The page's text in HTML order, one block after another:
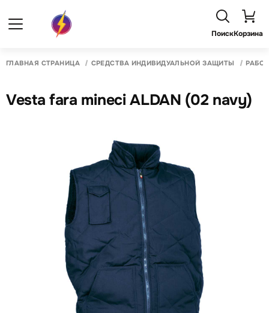
ПоискКорзина
ГЛАВНАЯ СТРАНИЦА СРЕДСТВА ИНДИВИДУАЛЬНОЙ ЗАЩИТЫ
Vesta fara mineci ALDAN (02 navy)